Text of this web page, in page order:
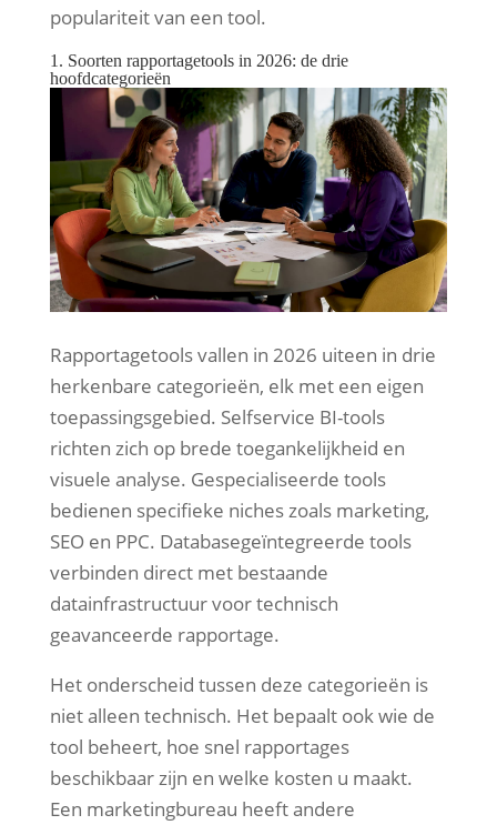
populariteit van een tool.
1. Soorten rapportagetools in 2026: de drie
hoofdcategorieën
Rapportagetools vallen in 2026 uiteen in drie
herkenbare categorieën, elk met een eigen
toepassingsgebied. Selfservice BI-tools
richten zich op brede toegankelijkheid en
visuele analyse. Gespecialiseerde tools
bedienen specifieke niches zoals marketing,
SEO en PPC. Databasegeïntegreerde tools
verbinden direct met bestaande
datainfrastructuur voor technisch
geavanceerde rapportage.
Het onderscheid tussen deze categorieën is
niet alleen technisch. Het bepaalt ook wie de
tool beheert, hoe snel rapportages
beschikbaar zijn en welke kosten u maakt.
Een marketingbureau heeft andere